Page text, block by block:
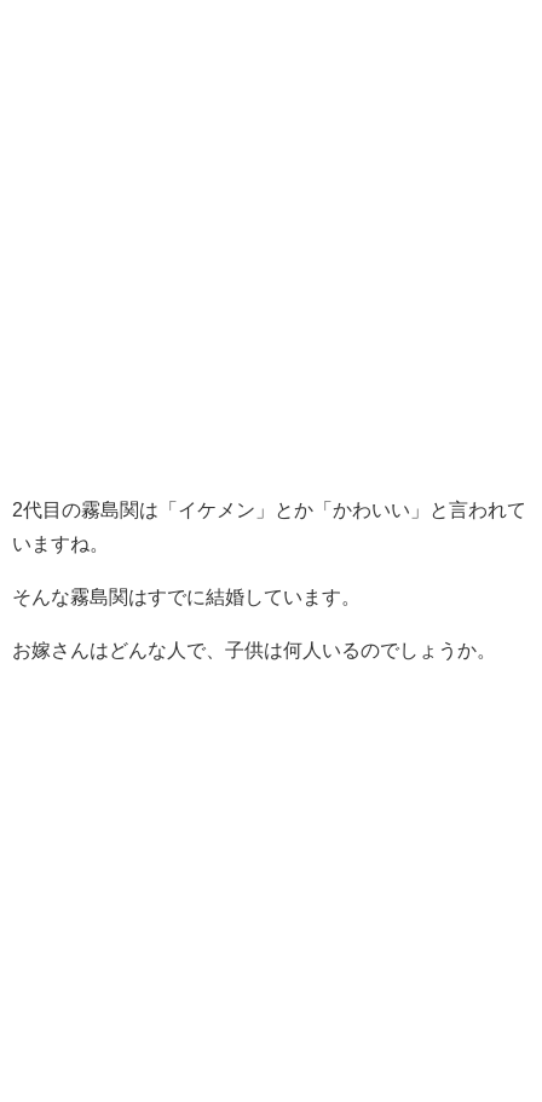
2代目の霧島関は「イケメン」とか「かわいい」と言われて
いますね。
そんな霧島関はすでに結婚しています。
お嫁さんはどんな人で、子供は何人いるのでしょうか。